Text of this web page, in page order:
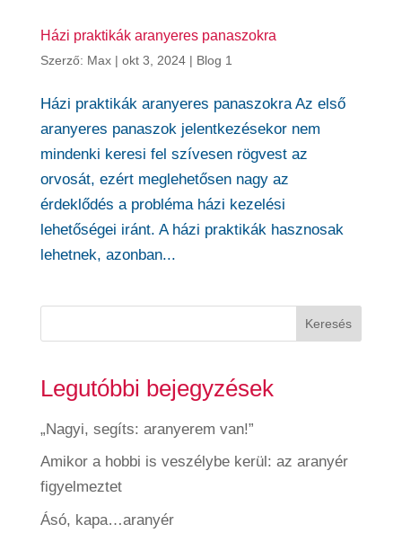
Házi praktikák aranyeres panaszokra
Szerző: Max| okt 3, 2024| Blog 1
Házi praktikák aranyeres panaszokra Az első
aranyeres panaszok jelentkezésekor nem
mindenki keresi fel szívesen rögvest az
orvosát, ezért meglehetősen nagy az
érdeklődés a probléma házi kezelési
lehetőségei iránt. A házi praktikák hasznosak
lehetnek, azonban...
Keresés
Legutóbbi bejegyzések
„Nagyi, segíts: aranyerem van!”
Amikor a hobbi is veszélybe kerül: az aranyér
figyelmeztet
Ásó, kapa…aranyér